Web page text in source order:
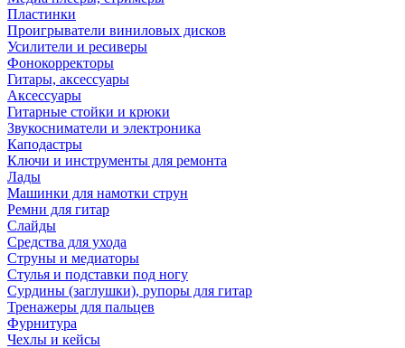
Пластинки
Проигрыватели виниловых дисков
Усилители и ресиверы
Фонокорректоры
Гитары, аксессуары
Аксессуары
Гитарные стойки и крюки
Звукосниматели и электроника
Каподастры
Ключи и инструменты для ремонта
Лады
Машинки для намотки струн
Ремни для гитар
Слайды
Средства для ухода
Струны и медиаторы
Стулья и подставки под ногу
Сурдины (заглушки), рупоры для гитар
Тренажеры для пальцев
Фурнитура
Чехлы и кейсы